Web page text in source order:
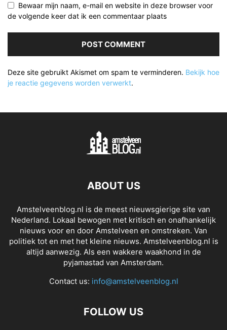
Bewaar mijn naam, e-mail en website in deze browser voor
de volgende keer dat ik een commentaar plaats
Deze site gebruikt Akismet om spam te verminderen. Bekijk hoe
je reactie gegevens worden verwerkt.
ABOUT US
Amstelveenblog.nl is de meest nieuwsgierige site van
Nederland. Lokaal bewogen met kritisch en onafhankelijk
nieuws voor en door Amstelveen en omstreken. Van
politiek tot en met het kleine nieuws. Amstelveenblog.nl is
altijd aanwezig. Als een wakkere waakhond in de
pyjamastad van Amsterdam.
Contact us: info@amstelveenblog.nl
FOLLOW US